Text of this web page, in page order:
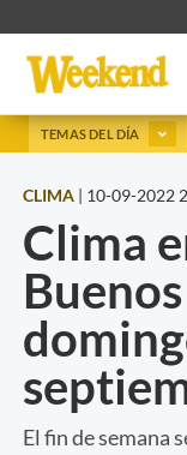
TEMAS DEL DÍA
CLIMA | 10-09-2022
Clima
El fin de semana